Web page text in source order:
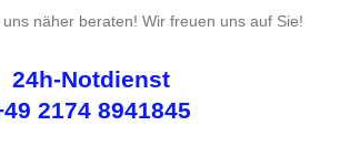
näher beraten! Wir freuen uns auf Sie!
24h-Notdienst
2174 8941845